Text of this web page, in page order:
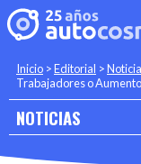
Inicio >Editorial >
Trabajadores o
NOTICIAS